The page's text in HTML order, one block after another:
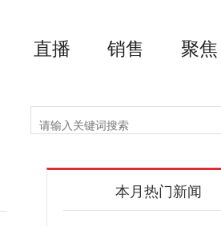
直播 销售 聚焦
本月热门新闻